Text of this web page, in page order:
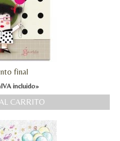
final
incluido»
CARRITO